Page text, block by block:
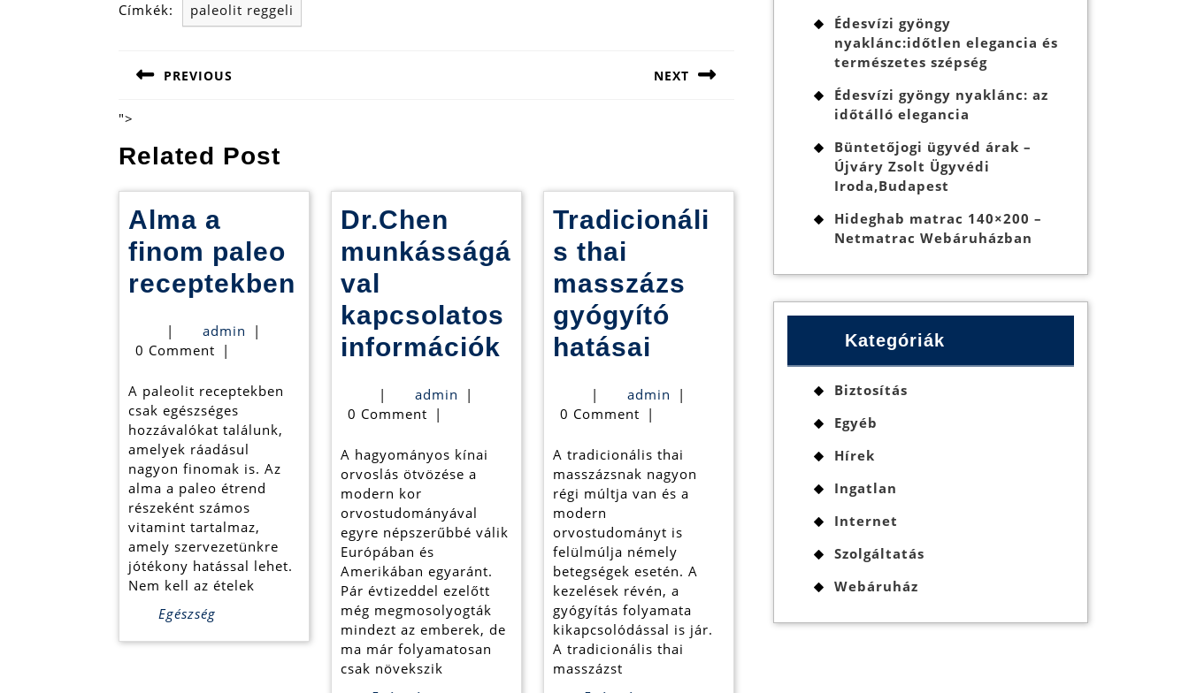
Címkék: paleolit reggeli
navigáció
PREVIOUS
post:
NEXT
">
Related Post
Alma a
finom paleo
receptekben Alma
finom
receptekben
| admin admin
|
0 Comment |
A paleolit receptekben
csak egészséges
hozzávalókat találunk,
amelyek ráadásul
nagyon finomak is. Az
alma a paleo étrend
részeként számos
vitamint tartalmaz,
amely szervezetünkre
jótékony hatással lehet.
Nem kell az ételek
Egészség
Dr.Chen
munkásságá
val
kapcsolatos
információk Dr.Chen
kapcsolatos
információk
| admin admin
|
0 Comment |
A hagyományos kínai
orvoslás ötvözése a
modern kor
orvostudományával
egyre népszerűbbé válik
Európában és
Amerikában egyaránt.
Pár évtizeddel ezelőtt
még megmosolyogták
mindezt az emberek, de
ma már folyamatosan
csak növekszik
Tradicionáli
s thai
masszázs
gyógyító
hatásai
masszázs
gyógyító
hatásai
| admin admin
|
0 Comment |
A tradicionális thai
masszázsnak nagyon
régi múltja van és a
modern
orvostudományt is
felülmúlja némely
betegségek esetén. A
kezelések révén, a
gyógyítás folyamata
kikapcsolódással is jár.
A tradicionális thai
masszázst
Édesvízi gyöngy
nyaklánc:időtlen elegancia és
természetes szépség
Édesvízi gyöngy nyaklánc: az
időtálló elegancia
Büntetőjogi ügyvéd árak –
Újváry Zsolt Ügyvédi
Iroda,Budapest
Hideghab matrac 140×200 –
Netmatrac Webáruházban
Kategóriák
Biztosítás
Egyéb
Hírek
Ingatlan
Internet
Szolgáltatás
Webáruház